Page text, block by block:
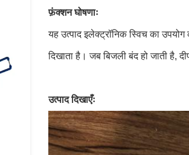
फ़ंक्शन घोषणाः
यह उत्पाद इलेक्ट्रॉनिक स्विच का
दिखाता है। जब बिजली बंद हो जाती है,
उत्पाद दिखाएँः